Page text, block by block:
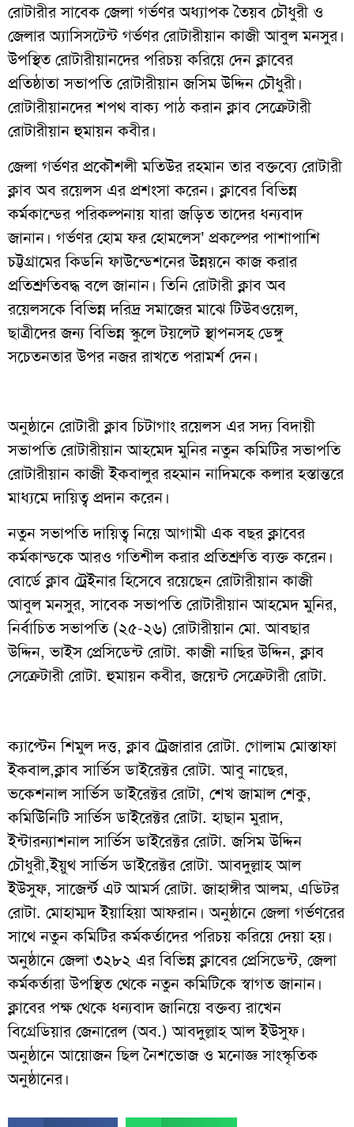
রোটারীর সাবেক জেলা গর্ভণর অধ্যাপক তৈয়ব চৌধুরী ও
জেলার অ্যাসিসটেন্ট গর্ভণর রোটারীয়ান কাজী আবুল মনসুর।
উপস্থিত রোটারীয়ানদের পরিচয় করিয়ে দেন ক্লাবের
প্রতিষ্ঠাতা সভাপতি রোটারীয়ান জসিম উদ্দিন চৌধুরী।
রোটারীয়ানদের শপথ বাক্য পাঠ করান ক্লাব সেক্রেটারী
রোটারীয়ান হুমায়ন কবীর।
জেলা গর্ভণর প্রকৌশলী মতিউর রহমান তার বক্তব্যে রোটারী
ক্লাব অব রয়েলস এর প্রশংসা করেন। ক্লাবের বিভিন্ন
কর্মকান্ডের পরিকল্পনায় যারা জড়িত তাদের ধন্যবাদ
জানান। গর্ভণর হোম ফর হোমলেস’ প্রকল্পের পাশাপাশি
চট্টগ্রামের কিডনি ফাউন্ডেশনের উন্নয়নে কাজ করার
প্রতিশ্রুতিবদ্ধ বলে জানান। তিনি রোটারী ক্লাব অব
রয়েলসকে বিভিন্ন দরিদ্র সমাজের মাঝে টিউবওয়েল,
ছাত্রীদের জন্য বিভিন্ন স্কুলে টয়লেট স্থাপনসহ ডেঙ্গু
সচেতনতার উপর নজর রাখতে পরামর্শ দেন।
অনুষ্ঠানে রোটারী ক্লাব চিটাগাং রয়েলস এর সদ্য বিদায়ী
সভাপতি রোটারীয়ান আহমেদ মুনির নতুন কমিটির সভাপতি
রোটারীয়ান কাজী ইকবালুর রহমান নাদিমকে কলার হস্তান্তরে
মাধ্যমে দায়িত্ব প্রদান করেন।
নতুন সভাপতি দায়িত্ব নিয়ে আগামী এক বছর ক্লাবের
কর্মকান্ডকে আরও গতিশীল করার প্রতিশ্রুতি ব্যক্ত করেন।
বোর্ডে ক্লাব ট্রেইনার হিসেবে রয়েছেন রোটারীয়ান কাজী
আবুল মনসুর, সাবেক সভাপতি রোটারীয়ান আহমেদ মুনির,
নির্বাচিত সভাপতি (২৫-২৬) রোটারীয়ান মো. আবছার
উদ্দিন, ভাইস প্রেসিডেন্ট রোটা. কাজী নাছির উদ্দিন, ক্লাব
সেক্রেটারী রোটা. হুমায়ন কবীর, জয়েন্ট সেক্রেটারী রোটা.
ক্যাপ্টেন শিমুল দত্ত, ক্লাব ট্রেজারার রোটা. গোলাম মোস্তাফা
ইকবাল,ক্লাব সার্ভিস ডাইরেক্টর রোটা. আবু নাছের,
ভকেশনাল সার্ভিস ডাইরেক্টর রোটা, শেখ জামাল শেকু,
কমিউিনিটি সার্ভিস ডাইরেক্টর রোটা. হাছান মুরাদ,
ইন্টারন্যাশনাল সার্ভিস ডাইরেক্টর রোটা. জসিম উদ্দিন
চৌধুরী,ইয়ুথ সার্ভিস ডাইরেক্টর রোটা. আবদুল্লাহ আল
ইউসুফ, সাজের্ন্ট এট আমর্স রোটা. জাহাঙ্গীর আলম, এডিটর
রোটা. মোহাম্মদ ইয়াহিয়া আফরান। অনুষ্ঠানে জেলা গর্ভণরের
সাথে নতুন কমিটির কর্মকর্তাদের পরিচয় করিয়ে দেয়া হয়।
অনুষ্ঠানে জেলা ৩২৮২ এর বিভিন্ন ক্লাবের প্রেসিডেন্ট, জেলা
কর্মকর্তারা উপস্থিত থেকে নতুন কমিটিকে স্বাগত জানান।
ক্লাবের পক্ষ থেকে ধন্যবাদ জানিয়ে বক্তব্য রাখেন
বিগ্রেডিয়ার জেনারেল (অব.) আবদুল্লাহ আল ইউসুফ।
অনুষ্ঠানে আয়োজন ছিল নৈশভোজ ও মনোজ্ঞ সাংস্কৃতিক
অনুষ্ঠানের।